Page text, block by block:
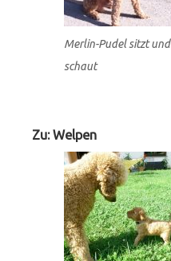
Merlin-Pudel sitzt und
schaut
Zu: Welpen